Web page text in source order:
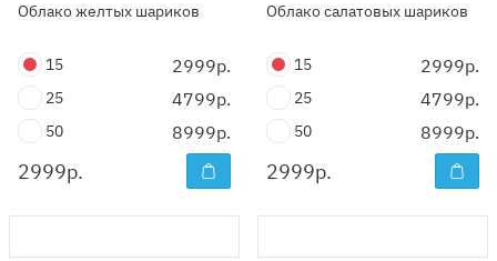
Облако желтых шариков
15 2999р.
25 4799р.
50 8999р.
2999р.
Облако салатовых шариков
15 2999р.
25 4799р.
50 8999р.
2999р.